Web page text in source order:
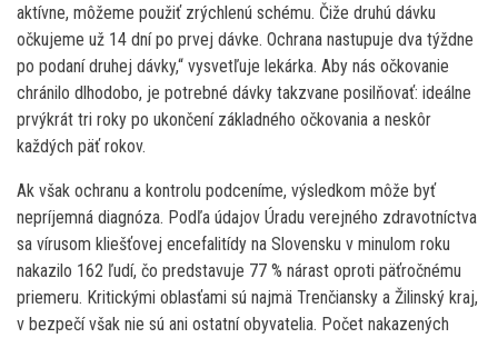
aktívne, môžeme použiť zrýchlenú schému. Čiže druhú dávku
očkujeme už 14 dní po prvej dávke. Ochrana nastupuje dva týždne
po podaní druhej dávky,“ vysvetľuje lekárka. Aby nás očkovanie
chránilo dlhodobo, je potrebné dávky takzvane posilňovať: ideálne
prvýkrát tri roky po ukončení základného očkovania a neskôr
každých päť rokov.
Ak však ochranu a kontrolu podceníme, výsledkom môže byť
nepríjemná diagnóza. Podľa údajov Úradu verejného zdravotníctva
sa vírusom kliešťovej encefalitídy na Slovensku v minulom roku
nakazilo 162 ľudí, čo predstavuje 77 % nárast oproti päťročnému
priemeru. Kritickými oblasťami sú najmä Trenčiansky a Žilinský kraj,
v bezpečí však nie sú ani ostatní obyvatelia. Počet nakazených